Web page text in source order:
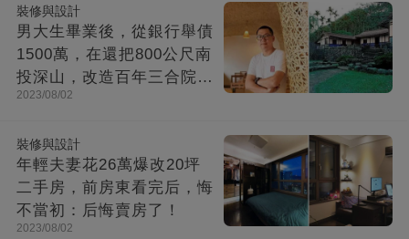
裝修與設計
男大生畢業後，從銀行舉債
1500萬，在還把800公尺南
投深山，改造百年三合院，
成「台灣最美民宿」!
2023/08/02
裝修與設計
年輕夫妻花26萬爆改20坪
二手房，前房東看完后，悔
不當初：后悔賣房了！
2023/08/02